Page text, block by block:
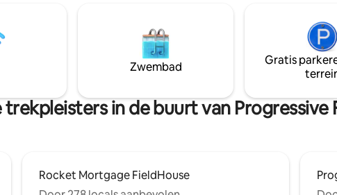
werd gebouwd op een
parkeerplaats en slechts
geleden werd
en schaduw van de grootste boom in
Tremont. Rijd naar het centrum (5
naar de luchthaven CLE (15 min), of
om de hoek naar de beste
en bars in de stad (1 min).
Zwembad
Gratis
in de buurt van Progressive
Rocket Mortgage FieldHouse